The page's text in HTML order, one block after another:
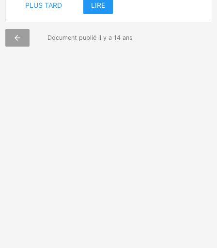
PLUS TARD LIRE
arrow_back Document publié il y a 14 ans